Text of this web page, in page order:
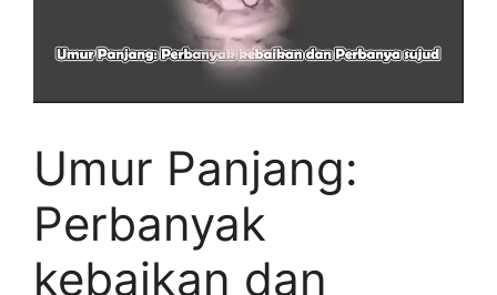
Umur Panjang:
Perbanyak
kebaikan dan